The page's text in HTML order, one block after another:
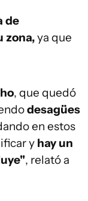
de
zona,ya que
, que quedó
desagües
en estos
y hay un
, relató a